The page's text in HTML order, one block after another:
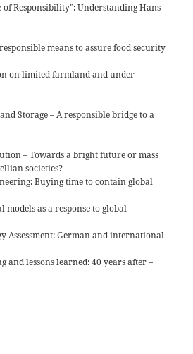
of Responsibility”: Understanding Hans
means to assure food security
on limited farmland and under
Storage – A responsible bridge to a
– Towards a bright future or mass
societies?
Buying time to contain global
models as a response to global
Assessment: German and international
and lessons learned: 40 years after –